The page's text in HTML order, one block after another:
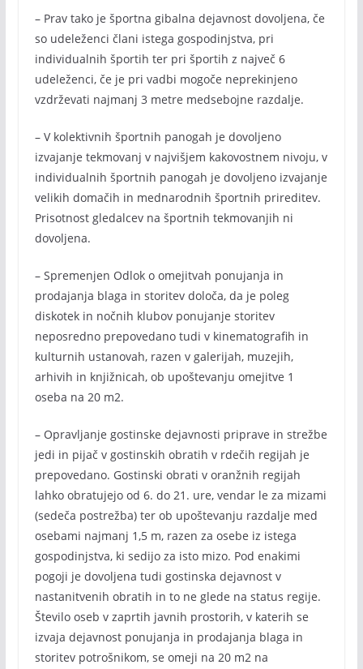
– Prav tako je športna gibalna dejavnost dovoljena, če
so udeleženci člani istega gospodinjstva, pri
individualnih športih ter pri športih z največ 6
udeleženci, če je pri vadbi mogoče neprekinjeno
vzdrževati najmanj 3 metre medsebojne razdalje.
– V kolektivnih športnih panogah je dovoljeno
izvajanje tekmovanj v najvišjem kakovostnem nivoju, v
individualnih športnih panogah je dovoljeno izvajanje
velikih domačih in mednarodnih športnih prireditev.
Prisotnost gledalcev na športnih tekmovanjih ni
dovoljena.
– Spremenjen Odlok o omejitvah ponujanja in
prodajanja blaga in storitev določa, da je poleg
diskotek in nočnih klubov ponujanje storitev
neposredno prepovedano tudi v kinematografih in
kulturnih ustanovah, razen v galerijah, muzejih,
arhivih in knjižnicah, ob upoštevanju omejitve 1
oseba na 20 m2.
– Opravljanje gostinske dejavnosti priprave in strežbe
jedi in pijač v gostinskih obratih v rdečih regijah je
prepovedano. Gostinski obrati v oranžnih regijah
lahko obratujejo od 6. do 21. ure, vendar le za mizami
(sedeča postrežba) ter ob upoštevanju razdalje med
osebami najmanj 1,5 m, razen za osebe iz istega
gospodinjstva, ki sedijo za isto mizo. Pod enakimi
pogoji je dovoljena tudi gostinska dejavnost v
nastanitvenih obratih in to ne glede na status regije.
Število oseb v zaprtih javnih prostorih, v katerih se
izvaja dejavnost ponujanja in prodajanja blaga in
storitev potrošnikom, se omeji na 20 m2 na